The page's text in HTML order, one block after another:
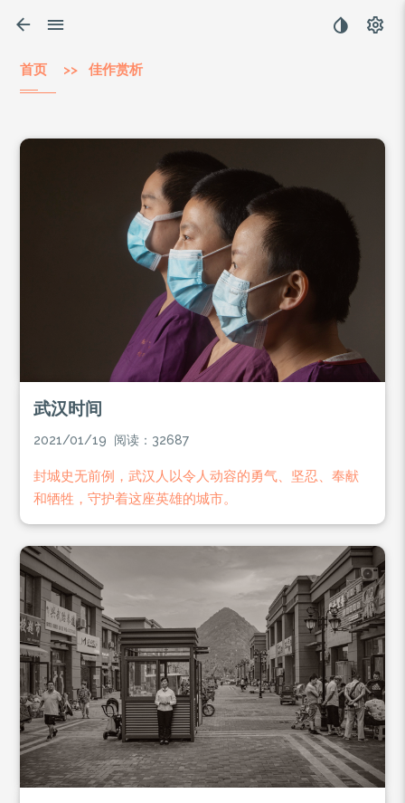
首页 >> 佳作赏析
武汉时间
2021/01/19 阅读：32687
封城史无前例，武汉人以令人动容的勇气、坚忍、奉献
和牺牲，守护着这座英雄的城市。